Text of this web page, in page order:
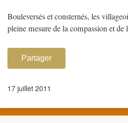
Bouleversés et consternés, les
pleine mesure de la compassion et
Partager
17 juillet 2011